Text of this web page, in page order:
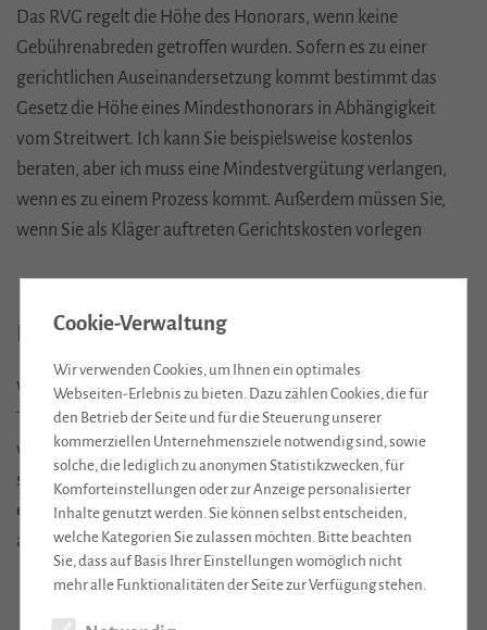
Das RVG regelt die Höhe des Honorars, wenn keine
Gebührenabreden getroffen wurden. Sofern es zu einer
gerichtlichen Auseinandersetzung kommt bestimmt das
Gesetz die Höhe eines Mindesthonorars in Abhängigkeit
vom Streitwert. Ich kann Sie beispielsweise kostenlos
beraten, aber ich muss eine Mindestvergütung verlangen,
wenn es zu einem Prozess kommt. Außerdem müssen Sie,
wenn Sie als Kläger auftreten Gerichtskosten vorlegen
Hinweise zu Gebührenabreden
Wie können für meine außergerichtliche anwaltliche
Tätigkeit ein Stundenhonorar oder einen Gesamtbetrag
vereinbaren. Ein Vorgespräch über meine Vergütung ist
sinnvoll, damit Sie keine unangenehme Überraschung
erleben. Ohne Abrede, werde ich entsprechend derRVG
abrechnen.
Cookie-Verwaltung
Wir verwenden Cookies, um Ihnen ein optimales
Webseiten-Erlebnis zu bieten. Dazu zählen Cookies, die für
den Betrieb der Seite und für die Steuerung unserer
kommerziellen Unternehmensziele notwendig sind, sowie
solche, die lediglich zu anonymen Statistikzwecken, für
Komforteinstellungen oder zur Anzeige personalisierter
Inhalte genutzt werden. Sie können selbst entscheiden,
welche Kategorien Sie zulassen möchten. Bitte beachten
Sie, dass auf Basis Ihrer Einstellungen womöglich nicht
mehr alle Funktionalitäten der Seite zur Verfügung stehen.